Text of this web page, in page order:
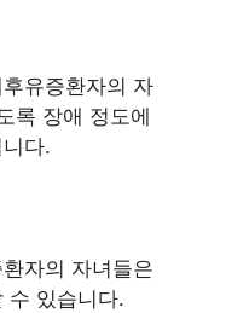
유증환자의 자
록 장애 정도에
다.
자의 자녀들은
수 있습니다.